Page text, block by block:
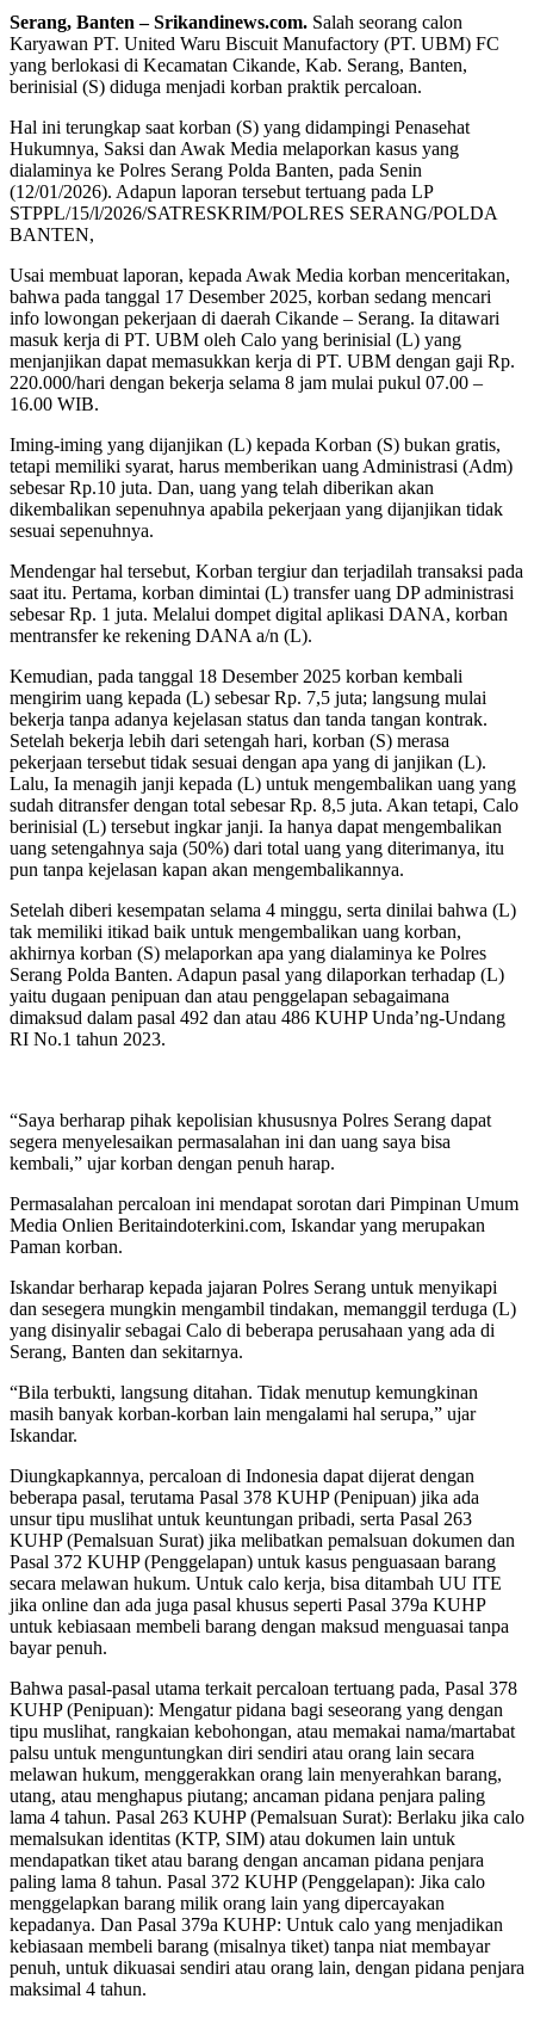
Serang, Banten – Srikandinews.com. Salah seorang calon
Karyawan PT. United Waru Biscuit Manufactory (PT. UBM) FC
yang berlokasi di Kecamatan Cikande, Kab. Serang, Banten,
berinisial (S) diduga menjadi korban praktik percaloan.
Hal ini terungkap saat korban (S) yang didampingi Penasehat
Hukumnya, Saksi dan Awak Media melaporkan kasus yang
dialaminya ke Polres Serang Polda Banten, pada Senin
(12/01/2026). Adapun laporan tersebut tertuang pada LP
STPPL/15/l/2026/SATRESKRIM/POLRES SERANG/POLDA
BANTEN,
Usai membuat laporan, kepada Awak Media korban menceritakan,
bahwa pada tanggal 17 Desember 2025, korban sedang mencari
info lowongan pekerjaan di daerah Cikande – Serang. Ia ditawari
masuk kerja di PT. UBM oleh Calo yang berinisial (L) yang
menjanjikan dapat memasukkan kerja di PT. UBM dengan gaji Rp.
220.000/hari dengan bekerja selama 8 jam mulai pukul 07.00 –
16.00 WIB.
Iming-iming yang dijanjikan (L) kepada Korban (S) bukan gratis,
tetapi memiliki syarat, harus memberikan uang Administrasi (Adm)
sebesar Rp.10 juta. Dan, uang yang telah diberikan akan
dikembalikan sepenuhnya apabila pekerjaan yang dijanjikan tidak
sesuai sepenuhnya.
Mendengar hal tersebut, Korban tergiur dan terjadilah transaksi pada
saat itu. Pertama, korban dimintai (L) transfer uang DP administrasi
sebesar Rp. 1 juta. Melalui dompet digital aplikasi DANA, korban
mentransfer ke rekening DANA a/n (L).
Kemudian, pada tanggal 18 Desember 2025 korban kembali
mengirim uang kepada (L) sebesar Rp. 7,5 juta; langsung mulai
bekerja tanpa adanya kejelasan status dan tanda tangan kontrak.
Setelah bekerja lebih dari setengah hari, korban (S) merasa
pekerjaan tersebut tidak sesuai dengan apa yang di janjikan (L).
Lalu, Ia menagih janji kepada (L) untuk mengembalikan uang yang
sudah ditransfer dengan total sebesar Rp. 8,5 juta. Akan tetapi, Calo
berinisial (L) tersebut ingkar janji. Ia hanya dapat mengembalikan
uang setengahnya saja (50%) dari total uang yang diterimanya, itu
pun tanpa kejelasan kapan akan mengembalikannya.
Setelah diberi kesempatan selama 4 minggu, serta dinilai bahwa (L)
tak memiliki itikad baik untuk mengembalikan uang korban,
akhirnya korban (S) melaporkan apa yang dialaminya ke Polres
Serang Polda Banten. Adapun pasal yang dilaporkan terhadap (L)
yaitu dugaan penipuan dan atau penggelapan sebagaimana
dimaksud dalam pasal 492 dan atau 486 KUHP Unda’ng-Undang
RI No.1 tahun 2023.
“Saya berharap pihak kepolisian khususnya Polres Serang dapat
segera menyelesaikan permasalahan ini dan uang saya bisa
kembali,” ujar korban dengan penuh harap.
Permasalahan percaloan ini mendapat sorotan dari Pimpinan Umum
Media Onlien Beritaindoterkini.com, Iskandar yang merupakan
Paman korban.
Iskandar berharap kepada jajaran Polres Serang untuk menyikapi
dan sesegera mungkin mengambil tindakan, memanggil terduga (L)
yang disinyalir sebagai Calo di beberapa perusahaan yang ada di
Serang, Banten dan sekitarnya.
“Bila terbukti, langsung ditahan. Tidak menutup kemungkinan
masih banyak korban-korban lain mengalami hal serupa,” ujar
Iskandar.
Diungkapkannya, percaloan di Indonesia dapat dijerat dengan
beberapa pasal, terutama Pasal 378 KUHP (Penipuan) jika ada
unsur tipu muslihat untuk keuntungan pribadi, serta Pasal 263
KUHP (Pemalsuan Surat) jika melibatkan pemalsuan dokumen dan
Pasal 372 KUHP (Penggelapan) untuk kasus penguasaan barang
secara melawan hukum. Untuk calo kerja, bisa ditambah UU ITE
jika online dan ada juga pasal khusus seperti Pasal 379a KUHP
untuk kebiasaan membeli barang dengan maksud menguasai tanpa
bayar penuh.
Bahwa pasal-pasal utama terkait percaloan tertuang pada, Pasal 378
KUHP (Penipuan): Mengatur pidana bagi seseorang yang dengan
tipu muslihat, rangkaian kebohongan, atau memakai nama/martabat
palsu untuk menguntungkan diri sendiri atau orang lain secara
melawan hukum, menggerakkan orang lain menyerahkan barang,
utang, atau menghapus piutang; ancaman pidana penjara paling
lama 4 tahun. Pasal 263 KUHP (Pemalsuan Surat): Berlaku jika calo
memalsukan identitas (KTP, SIM) atau dokumen lain untuk
mendapatkan tiket atau barang dengan ancaman pidana penjara
paling lama 8 tahun. Pasal 372 KUHP (Penggelapan): Jika calo
menggelapkan barang milik orang lain yang dipercayakan
kepadanya. Dan Pasal 379a KUHP: Untuk calo yang menjadikan
kebiasaan membeli barang (misalnya tiket) tanpa niat membayar
penuh, untuk dikuasai sendiri atau orang lain, dengan pidana penjara
maksimal 4 tahun.